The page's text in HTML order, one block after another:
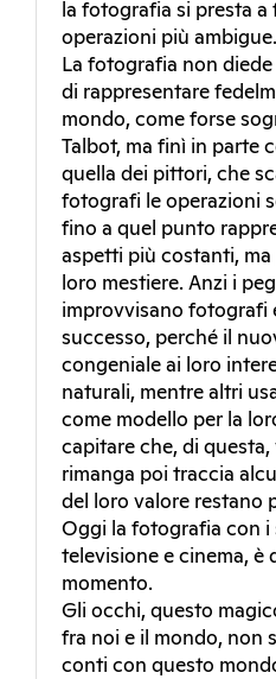
la fotografia si presta
operazioni più ambigue.
La fotografia non diede
di rappresentare
mondo, come forse
Talbot, ma finì in parte
quella dei pittori, che
fotografi le operazioni
fino a quel punto
aspetti più costanti,
loro mestiere. Anzi i
improvvisano fotografi
successo, perché il
congeniale ai loro
naturali, mentre altri
come modello per la
capitare che, di questa,
rimanga poi traccia
del loro valore restano
Oggi la fotografia con i
televisione e cinema,
momento.
Gli occhi, questo
fra noi e il mondo, non
conti con questo